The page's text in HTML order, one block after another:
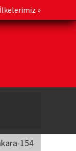
İlkelerimiz »
154